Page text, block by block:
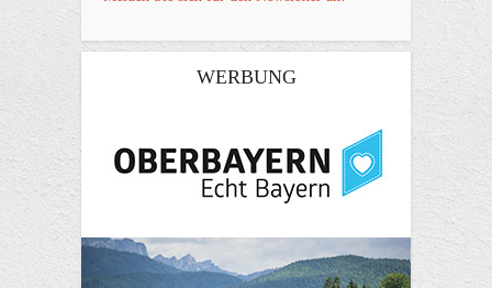
WERBUNG